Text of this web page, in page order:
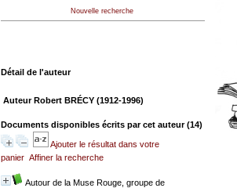
Nouvelle recherche
Détail de l'auteur
Auteur Robert BRÉCY (1912-1996)
Documents disponibles écrits par cet auteur (14)
Ajouter le résultat dans votre
panier Affiner la recherche
Autour de la Muse Rouge, groupe de